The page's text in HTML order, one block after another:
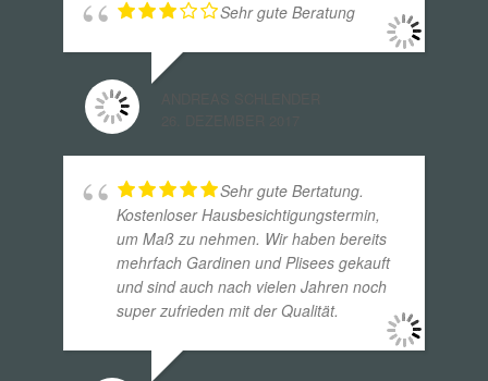
Sehr gute Beratung
Sehr gute Bertatung.
Kostenloser Hausbesichtigungstermin,
um Maß zu nehmen. Wir haben bereits
mehrfach Gardinen und Plisees gekauft
und sind auch nach vielen Jahren noch
super zufrieden mit der Qualität.